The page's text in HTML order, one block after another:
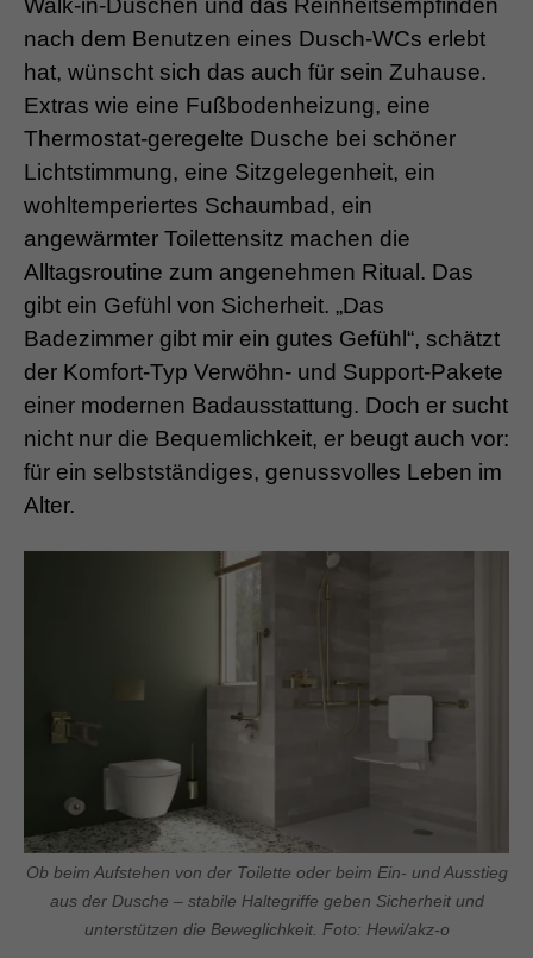
nach dem Benutzen eines Dusch-WCs erlebt
hat, wünscht sich das auch für sein Zuhause.
Extras wie eine Fußbodenheizung, eine
Thermostat-geregelte Dusche bei schöner
Lichtstimmung, eine Sitzgelegenheit, ein
wohltemperiertes Schaumbad, ein
angewärmter Toilettensitz machen die
Alltagsroutine zum angenehmen Ritual. Das
gibt ein Gefühl von Sicherheit. „Das
Badezimmer gibt mir ein gutes Gefühl“, schätzt
der Komfort-Typ Verwöhn- und Support-Pakete
einer modernen Badausstattung. Doch er sucht
nicht nur die Bequemlichkeit, er beugt auch vor:
für ein selbstständiges, genussvolles Leben im
Alter.
Ob beim Aufstehen von der Toilette oder beim Ein- und Ausstieg
aus der Dusche – stabile Haltegriffe geben Sicherheit und
unterstützen die Beweglichkeit. Foto: Hewi/akz-o